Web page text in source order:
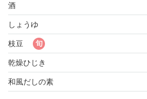
酒
しょうゆ
枝豆
乾燥ひじき
和風だしの素